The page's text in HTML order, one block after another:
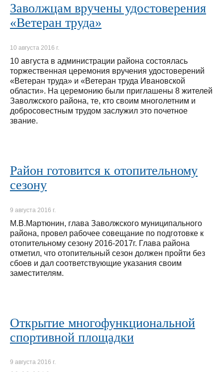
Заволжцам вручены удостоверения
«Ветеран труда»
10 августа 2016 г.
10 августа в администрации района состоялась
торжественная церемония вручения удостоверений
«Ветеран труда» и «Ветеран труда Ивановской
области». На церемонию были приглашены 8 жителей
Заволжского района, те, кто своим многолетним и
добросовестным трудом заслужил это почетное
звание.
Район готовится к отопительному
сезону
9 августа 2016 г.
М.В.Мартюнин, глава Заволжского муниципального
района, провел рабочее совещание по подготовке к
отопительному сезону 2016-2017г. Глава района
отметил, что отопительный сезон должен пройти без
сбоев и дал соответствующие указания своим
заместителям.
Открытие многофункциональной
спортивной площадки
9 августа 2016 г.